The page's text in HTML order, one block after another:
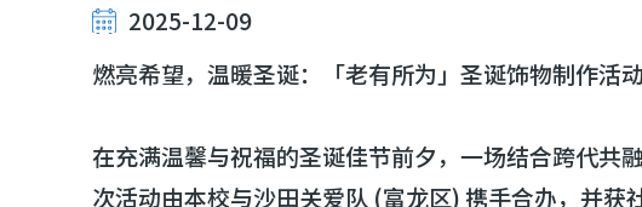
2025-12-09
燃亮希望，温暖圣诞：「老有所为」圣诞饰物制作活动
在充满温馨与祝福的圣诞佳节前夕，一场结合跨代共
次活动由本校与沙田关爱队 (富龙区) 携手合办，并